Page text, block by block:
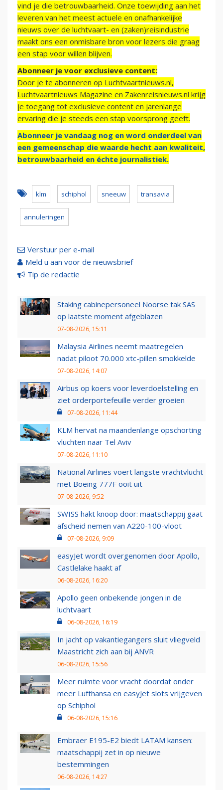
vind je die betrouwbaarheid. Onze toewijding aan het
leveren van het meest actuele en onafhankelijke
nieuws over de luchtvaart- en (zaken)reisindustrie
maakt ons een onmisbare bron voor lezers die graag
een stap voor willen blijven.
Abonneer je voor exclusieve content:
Door je te abonneren op Luchtvaartnieuws.nl,
Luchtvaartnieuws Magazine en Zakenreisnieuws.nl krijg
je toegang tot exclusieve content en jarenlange
ervaring die je steeds een stap voorsprong geeft.
Abonneer je vandaag nog en word onderdeel van
een gemeenschap die waarde hecht aan kwaliteit,
betrouwbaarheid en échte journalistiek.
klm schiphol sneeuw transavia
annuleringen
Verstuur per e-mail
Meld u aan voor de nieuwsbrief
Tip de redactie
Staking cabinepersoneel Noorse tak SAS
op laatste moment afgeblazen
07-08-2026, 15:11
Malaysia Airlines neemt maatregelen
nadat piloot 70.000 xtc-pillen smokkelde
07-08-2026, 14:07
Airbus op koers voor leverdoelstelling en
ziet orderportefeuille verder groeien
07-08-2026, 11:44
KLM hervat na maandenlange opschorting
vluchten naar Tel Aviv
07-08-2026, 11:10
National Airlines voert langste vrachtvlucht
met Boeing 777F ooit uit
07-08-2026, 9:52
SWISS hakt knoop door: maatschappij gaat
afscheid nemen van A220-100-vloot
07-08-2026, 9:09
easyJet wordt overgenomen door Apollo,
Castlelake haakt af
06-08-2026, 16:20
Apollo geen onbekende jongen in de
luchtvaart
06-08-2026, 16:19
In jacht op vakantiegangers sluit vliegveld
Maastricht zich aan bij ANVR
06-08-2026, 15:56
Meer ruimte voor vracht doordat onder
meer Lufthansa en easyJet slots vrijgeven
op Schiphol
06-08-2026, 15:16
Embraer E195-E2 biedt LATAM kansen:
maatschappij zet in op nieuwe
bestemmingen
06-08-2026, 14:27